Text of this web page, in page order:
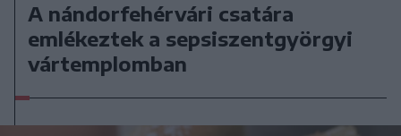
A nándorfehérvári csatára
emlékeztek a sepsiszentgyörgyi
vártemplomban